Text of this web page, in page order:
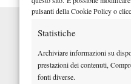
pulsanti della Cookie Policy o
Statistiche
Archiviare informazioni su
prestazioni dei contenuti,
fonti diverse.